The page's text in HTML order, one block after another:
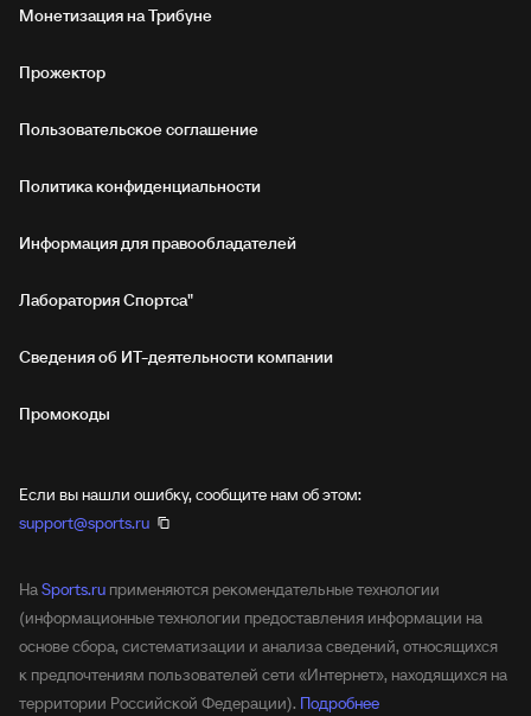
Монетизация на Трибуне
Прожектор
Пользовательское соглашение
Политика конфиденциальности
Информация для правообладателей
Лаборатория Спортса"
Сведения об ИТ‑деятельности компании
Промокоды
Если вы нашли ошибку, сообщите нам об этом:
support@sports.ru
НаSports.ru применяются рекомендательные технологии
(информационные технологии предоставления информации на
основе сбора, систематизации и анализа сведений, относящихся
к предпочтениям пользователей сети «Интернет», находящихся на
территории Российской Федерации). Подробнее